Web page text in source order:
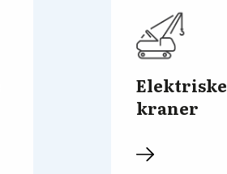
Elektriske
kraner